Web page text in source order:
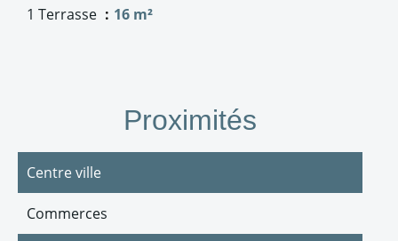
1 Terrasse 16 m²
Proximités
Centre ville
Commerces